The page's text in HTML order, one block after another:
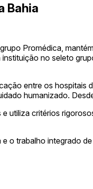
Bahia
Promédica,
no seleto
entre os
humanizado.
utiliza critérios
o trabalho integrado